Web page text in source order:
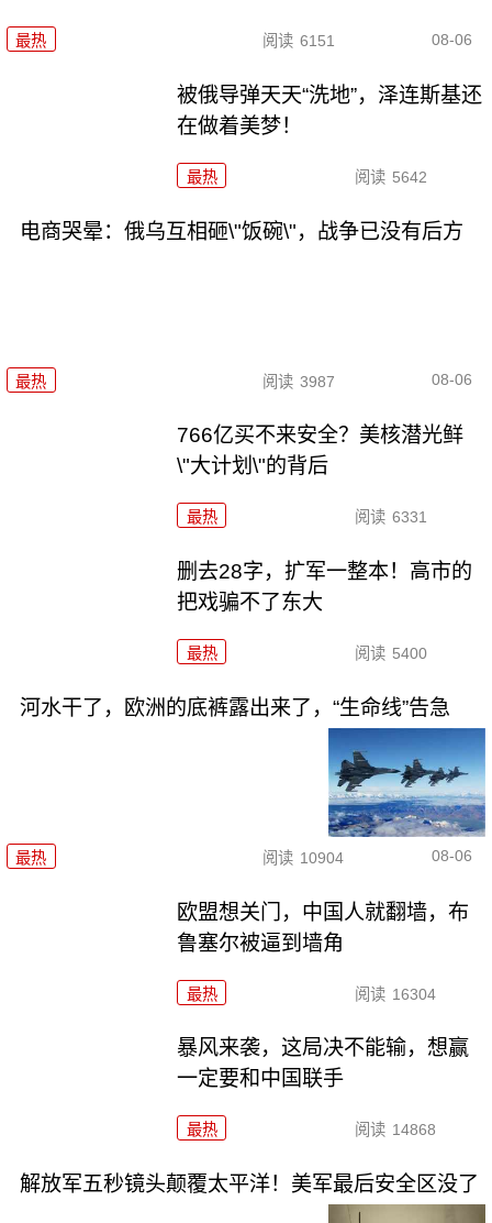
最热 阅读 6151 08-06
被俄导弹天天“洗地”，泽连斯基还
在做着美梦！
最热 阅读 5642
电商哭晕：俄乌互相砸\"饭碗\"，战争已没有后方
最热 阅读 3987 08-06
766亿买不来安全？美核潜光鲜
\"大计划\"的背后
最热 阅读 6331
删去28字，扩军一整本！高市的
把戏骗不了东大
最热 阅读 5400
河水干了，欧洲的底裤露出来了，“生命线”告急
最热 阅读 10904 08-06
欧盟想关门，中国人就翻墙，布
鲁塞尔被逼到墙角
最热 阅读 16304
暴风来袭，这局决不能输，想赢
一定要和中国联手
最热 阅读 14868
解放军五秒镜头颠覆太平洋！美军最后安全区没了